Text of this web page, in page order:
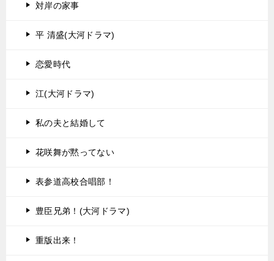
対岸の家事
平 清盛(大河ドラマ)
恋愛時代
江(大河ドラマ)
私の夫と結婚して
花咲舞が黙ってない
表参道高校合唱部！
豊臣兄弟！(大河ドラマ)
重版出来！